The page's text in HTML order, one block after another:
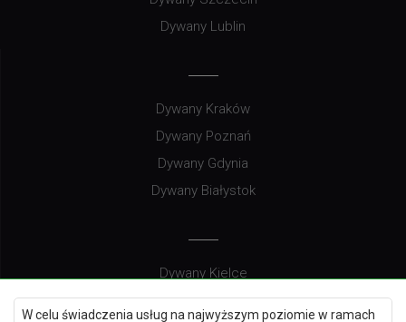
W celu świadczenia usług na najwyższym poziomie w ramach
Dywany Lublin
Dywany Kraków
Dywany Poznań
Dywany Gdynia
Dywany Białystok
Dywany Kielce
Dywany Gdańsk